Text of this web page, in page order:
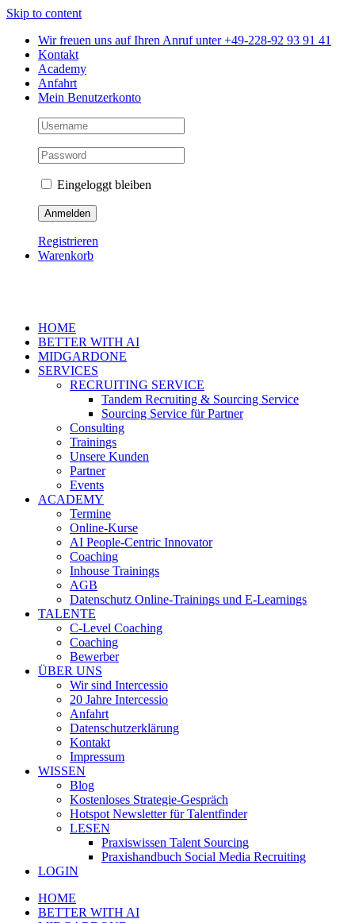
Skip to content
Wir freuen uns auf Ihren Anruf unter +49-228-92 93 91 41
Kontakt
Academy
Anfahrt
Mein Benutzerkonto
Eingeloggt bleiben
Registrieren
Warenkorb
HOME
BETTER WITH AI
MIDGARDONE
SERVICES
RECRUITING SERVICE
Tandem Recruiting & Sourcing Service
Sourcing Service für Partner
Consulting
Trainings
Unsere Kunden
Partner
Events
ACADEMY
Termine
Online-Kurse
AI People-Centric Innovator
Coaching
Inhouse Trainings
AGB
Datenschutz Online-Trainings und E-Learnings
TALENTE
C-Level Coaching
Coaching
Bewerber
ÜBER UNS
Wir sind Intercessio
20 Jahre Intercessio
Anfahrt
Datenschutzerklärung
Kontakt
Impressum
WISSEN
Blog
Kostenloses Strategie-Gespräch
Hotspot Newsletter für Talentfinder
LESEN
Praxiswissen Talent Sourcing
Praxishandbuch Social Media Recruiting
LOGIN
HOME
BETTER WITH AI